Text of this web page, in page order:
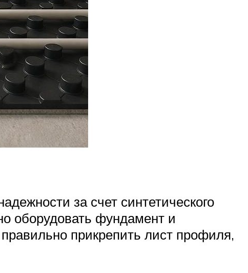
за счет синтетического
оборудовать фундамент и
прикрепить лист профиля,